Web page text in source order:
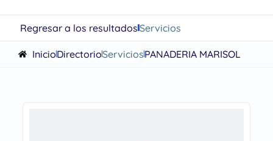
Regresar a los resultadosServicios
InicioDirectorioServiciosPANADERIA MARISOL